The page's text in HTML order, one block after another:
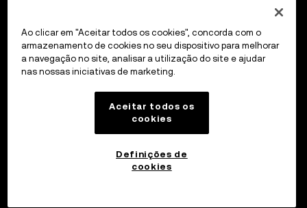
Ao clicar em "Aceitar todos os cookies", concorda com o
armazenamento de cookies no seu dispositivo para melhorar
a navegação no site, analisar a utilização do site e ajudar
nas nossas iniciativas de marketing.
Aceitar todos os
cookies
Definições de
cookies